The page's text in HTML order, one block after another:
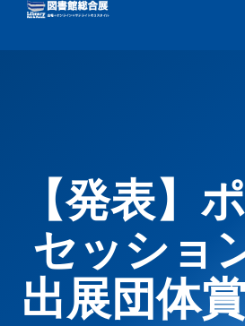
用
メ
【発表】
セッショ
出展団体